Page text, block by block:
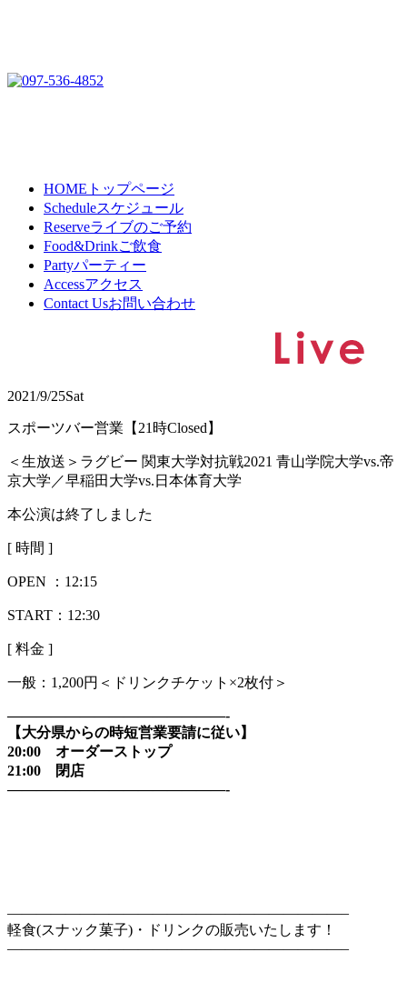
HOME トップページ
Scheduleスケジュール
Reserveライブのご予約
Food&Drinkご飲食
Partyパーティー
Accessアクセス
Contact Usお問い合わせ
2021/9/25Sat
スポーツバー営業【21時Closed】
＜生放送＞ラグビー 関東大学対抗戦2021 青山学院大学vs.帝
京大学／早稲田大学vs.日本体育大学
本公演は終了しました
[ 時間 ]
OPEN ： 12:15
START：12:30
[ 料金 ]
一般： 1,200円＜ドリンクチケット×2枚付＞
———————————————-
【大分県からの時短営業要請に従い】
20:00 オーダーストップ
21:00 閉店
———————————————-
———————————————————————–
軽食(スナック菓子)・ドリンクの販売いたします！
———————————————————————–